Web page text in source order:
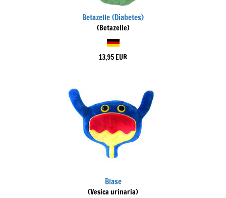
Betazelle (Diabetes)
(Betazelle)
13,95 EUR
Blase
(Vesica urinaria)